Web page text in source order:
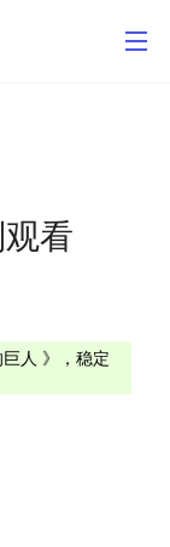
看
人 》，稳定